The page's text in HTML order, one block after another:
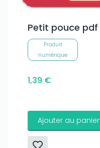
Petit pouce pdf
Produit
numérique
1,39 €
Ajouter au panier